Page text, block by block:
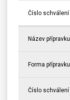
Číslo schválení
Název přípravku
Forma přípravku
Číslo schválení